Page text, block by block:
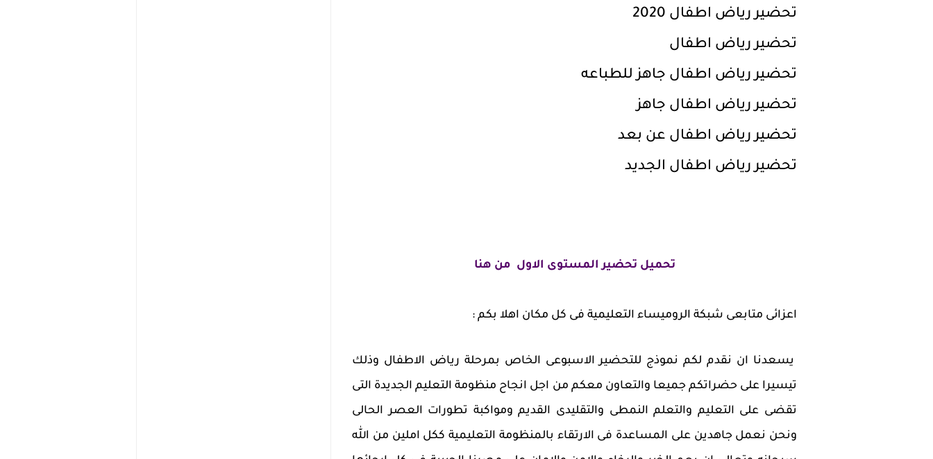
تحضير رياض اطفال 2020
تحضير رياض اطفال
تحضير رياض اطفال جاهز للطباعه
تحضير رياض اطفال جاهز
تحضير رياض اطفال عن بعد
تحضير رياض اطفال الجديد
تحميل تحضير المستوى الاول من هنا
اعزائى متابعى شبكة الروميساء التعليمية فى كل مكان اهلا بكم :
يسعدنا ان نقدم لكم نموذج للتحضير الاسبوعى الخاص بمرحلة رياض الاطفال وذلك
تيسيرا على حضراتكم جميعا والتعاون معكم من اجل انجاح منظومة التعليم الجديدة التى
تقضى على التعليم والتعلم النمطى والتقليدى القديم ومواكبة تطورات العصر الحالى
ونحن نعمل جاهدين على المساعدة فى الارتقاء بالمنظومة التعليمية ككل املين من الله